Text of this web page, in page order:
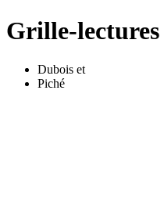
Grille-lectures
Dubois et
Piché